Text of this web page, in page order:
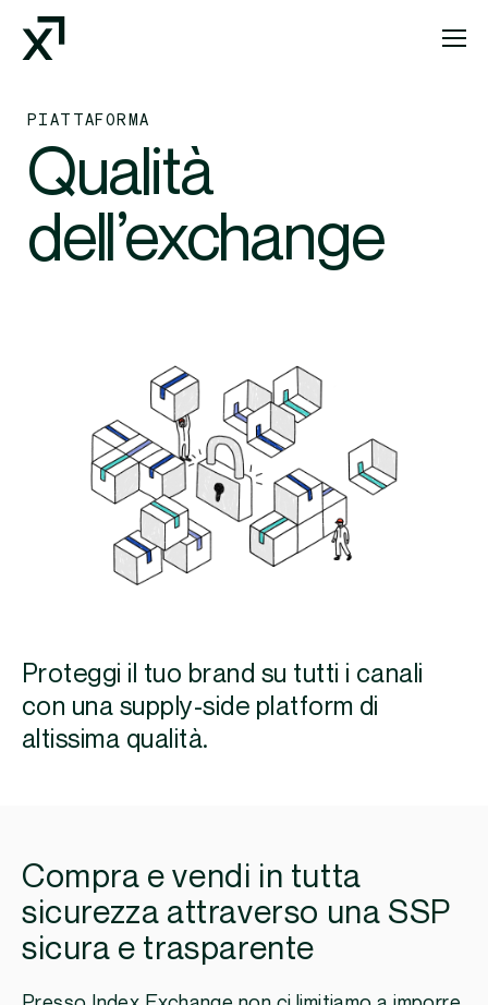
Index Exchange Home page
PIATTAFORMA
Qualità
dell’exchange
Proteggi il tuo brand su tutti i canali
con una supply-side platform di
altissima qualità.
Compra e vendi in tutta
sicurezza attraverso una SSP
sicura e trasparente